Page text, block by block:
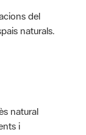
del
naturals.
natural
i